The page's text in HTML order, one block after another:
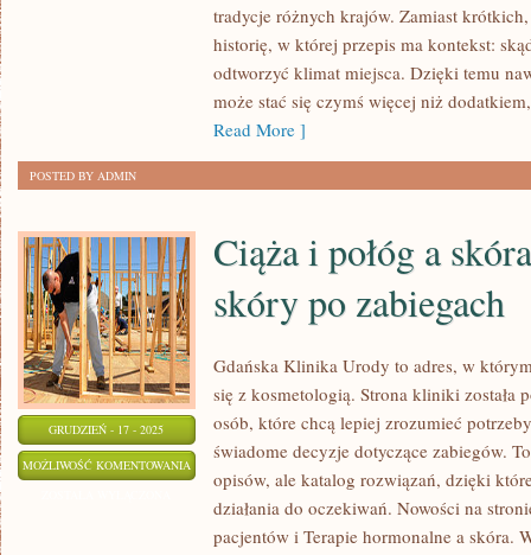
KUCHNIA
tradycje różnych krajów. Zamiast
historię, w której przepis ma kontekst:
odtworzyć klimat miejsca. Dzięki temu
może stać się czymś więcej niż
Read More ]
POSTED BY ADMIN
GRUDZIEŃ - 17 - 2025
MOŻLIWOŚĆ KOMENTOWANIA
Ciąża i połóg a
skóry po zabiegach
Gdańska Klinika Urody to adres, w
się z kosmetologią. Strona kliniki została
osób, które chcą lepiej zrozumieć
świadome decyzje dotyczące zabiegów.
opisów, ale katalog rozwiązań, dzięki
działania do oczekiwań. Nowości na
pacjentów i Terapie hormonalne a skóra.